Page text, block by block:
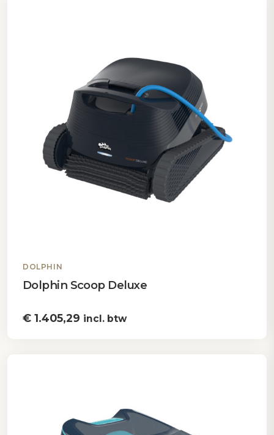
DOLPHIN
Dolphin Scoop Deluxe
€ 1.405,29 incl. btw